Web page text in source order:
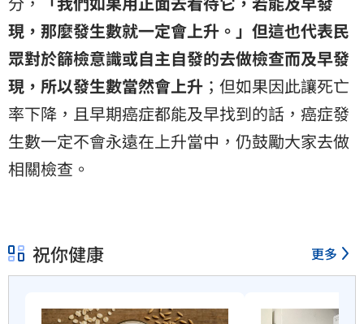
現，那麼發生數就一定會上升。」但這也代表民
眾對於篩檢意識或自主自發的去做檢查而及早發
現，所以發生數當然會上升 ；但如果因此讓死亡
率下降，且早期癌症都能及早找到的話，癌症發
生數一定不會永遠在上升當中，仍鼓勵大家去做
相關檢查。
祝你健康 更多